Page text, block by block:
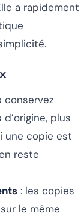
a rapidement
conservez
plus
une copie est
reste
: les copies
le même